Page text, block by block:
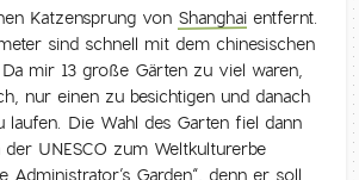
Katzensprung von Shanghai entfernt.
sind schnell mit dem chinesischen
mir 13 große Gärten zu viel waren,
nur einen zu besichtigen und danach
laufen. Die Wahl des Garten fiel dann
UNESCO zum Weltkulturerbe
Administrator’s Garden“, denn er soll